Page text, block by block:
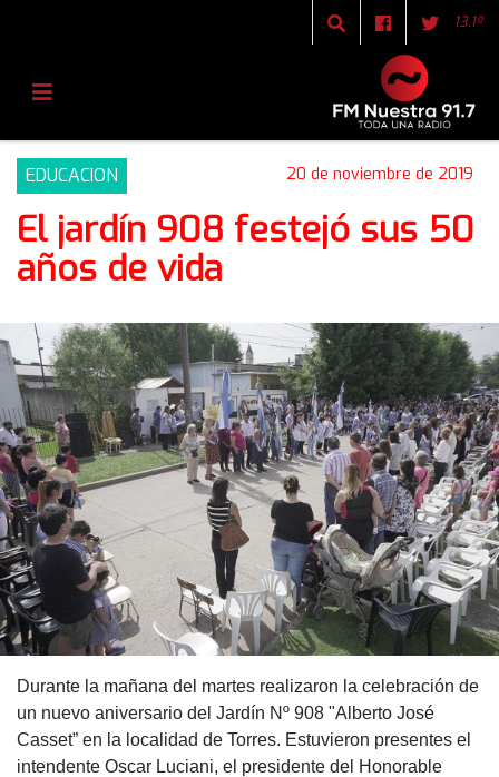
13.1º
EDUCACION 20 de noviembre de 2019
El jardín 908 festejó sus 50
años de vida
Durante la mañana del martes realizaron la celebración de
un nuevo aniversario del Jardín Nº 908 "Alberto José
Casset” en la localidad de Torres. Estuvieron presentes el
intendente Oscar Luciani, el presidente del Honorable